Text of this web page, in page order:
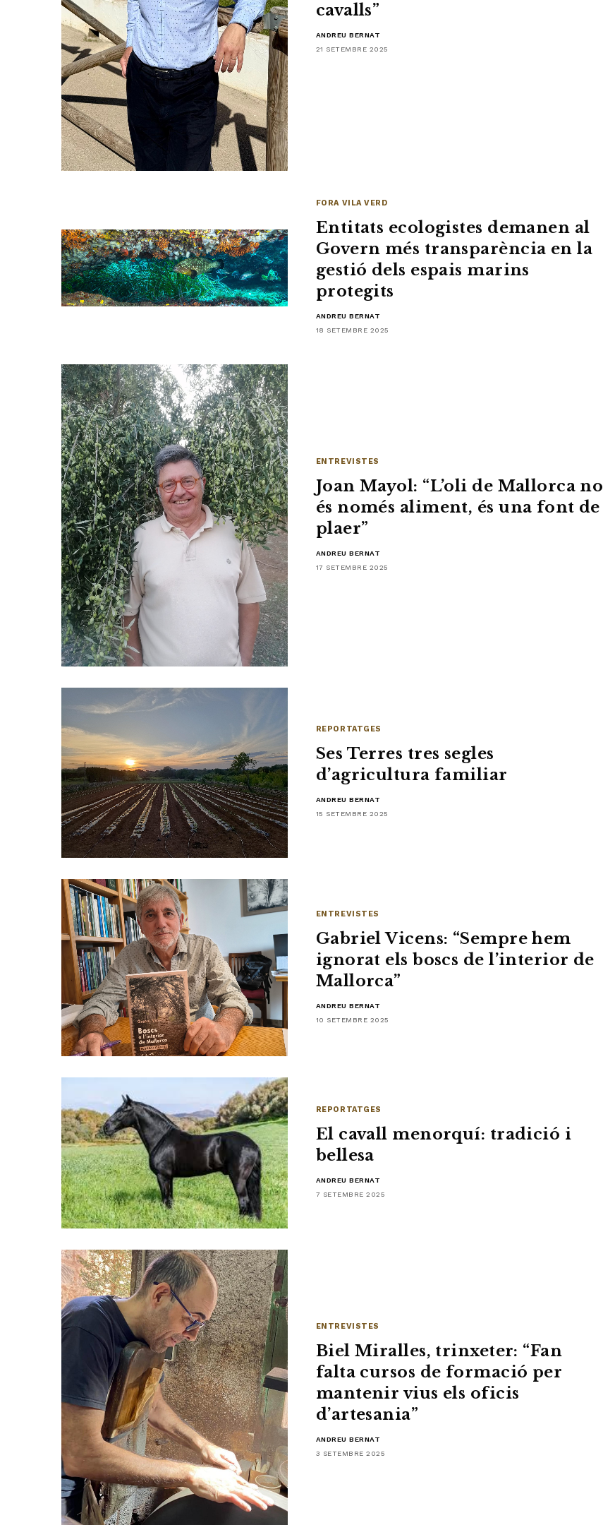
cavalls”
ANDREU BERNAT
21 SETEMBRE 2025
FORA VILA VERD
Entitats ecologistes demanen al
Govern més transparència en la
gestió dels espais marins
protegits
ANDREU BERNAT
18 SETEMBRE 2025
ENTREVISTES
Joan Mayol: “L’oli de Mallorca no
és només aliment, és una font de
plaer”
ANDREU BERNAT
17 SETEMBRE 2025
REPORTATGES
Ses Terres tres segles
d’agricultura familiar
ANDREU BERNAT
15 SETEMBRE 2025
ENTREVISTES
Gabriel Vicens: “Sempre hem
ignorat els boscs de l’interior de
Mallorca”
ANDREU BERNAT
10 SETEMBRE 2025
REPORTATGES
El cavall menorquí: tradició i
bellesa
ANDREU BERNAT
7 SETEMBRE 2025
ENTREVISTES
Biel Miralles, trinxeter: “Fan
falta cursos de formació per
mantenir vius els oficis
d’artesania”
ANDREU BERNAT
3 SETEMBRE 2025